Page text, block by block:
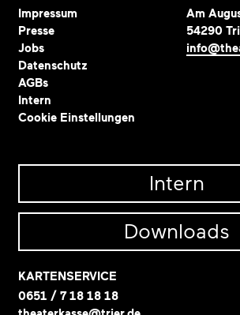
Impressum
Presse
Jobs
Datenschutz
AGBs
Intern
Cookie Einstellungen
Am
54290
Intern
Downloads
KARTENSERVICE
0651 / 7 18 18 18